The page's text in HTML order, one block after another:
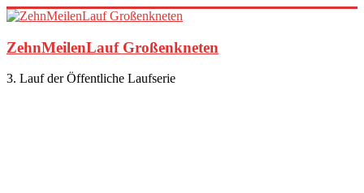
Zum
springen
ZehnMeilenLauf Großenkneten
3. Lauf der Öffentliche Laufserie